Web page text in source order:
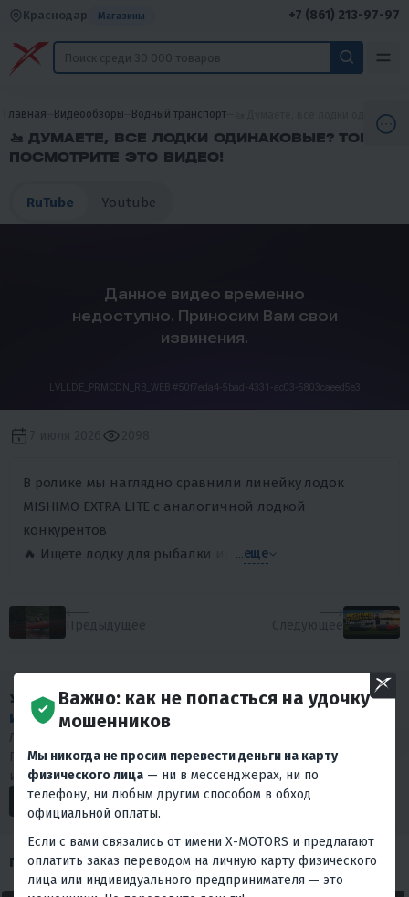
Краснодар Магазины +7 (861) 213-97-97
Главная Видеообзоры Водный транспорт 🚤 Думаете, все лодки
🚤 ДУМАЕТЕ, ВСЕ ЛОДКИ ОДИНАКОВЫЕ? ТОГДА
ПОСМОТРИТЕ ЭТО ВИДЕО!
RuTube Youtube
В ролике мы наглядно сравнили линейку лодок
MISHIMO EXTRA LITE с аналогичной лодкой
конкурентов
🔥 Ищете лодку для рыбалки или активного отдыха?
...еще
Предыдущее Следующее
У НАС МНОГО
ИНТЕРЕСНОГО КОНТЕНТА
Любишь драйв и интересуешься мототехникой?
Подписывайся на наши социальные сети. У нас много
интересного.
ПОХОЖИЕ ОБЗОРЫ
Важно: как не попасться на удочку
мошенников
Мы никогда не просим перевести деньги на карту
физического лица — ни в мессенджерах, ни по
телефону, ни любым другим способом в обход
официальной оплаты.
Если с вами связались от имени X-MOTORS и предлагают
оплатить заказ переводом на личную карту физического
лица или индивидуального предпринимателя — это